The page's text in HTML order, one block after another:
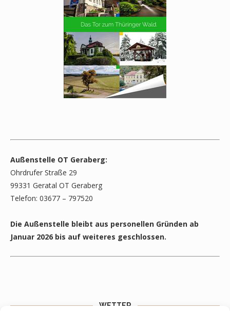
Außenstelle OT Geraberg:
Ohrdrufer Straße 29
99331 Geratal OT Geraberg
Telefon: 03677 – 797520
Die Außenstelle bleibt aus personellen Gründen ab
Januar 2026 bis auf weiteres geschlossen.
WETTER